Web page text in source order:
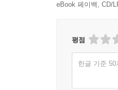
움켜쥐고 나간
싸워 세상을 바
대구장애인지역
eBook 페이백, CD/
평점
한글 기준 50